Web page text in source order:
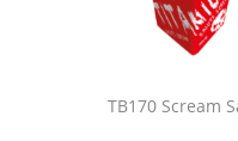
TB170 Scream